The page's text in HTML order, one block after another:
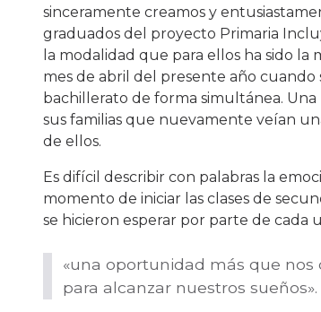
sinceramente creamos y
graduados del proyecto Primaria
la modalidad que para ellos ha sido
mes de abril del presente año cuando
bachillerato de forma simultánea.
sus familias que nuevamente veían
de ellos.
Es difícil describir con palabras la
momento de iniciar las clases de
se hicieron esperar por parte de cada
«una oportunidad más que
para alcanzar nuestros sueños».